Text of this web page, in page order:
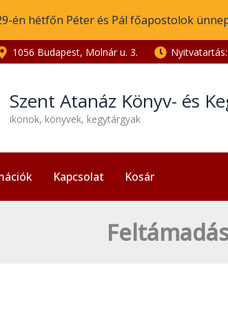
én hétfőn Péter és Pál főapostolok
1056 Budapest, Molnár u. 3.
Szent Atanáz Könyv- és
ikonok, könyvek, kegytárgyak
Kapcsolat Kosár